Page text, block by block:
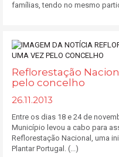
famílias, tendo no mesmo
Reflorestação
pelo concelho
26.11.2013
Entre os dias 18 e 24 de
Município levou a cabo para
Reflorestação Nacional, uma
Plantar Portugal. (...)